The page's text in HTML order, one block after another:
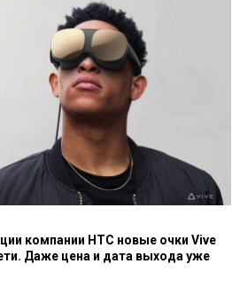
компании HTC новые очки Vive
Даже цена и дата выхода уже